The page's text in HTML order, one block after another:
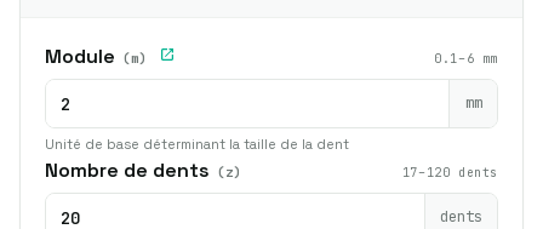
Module (m) 0.1–6 mm
mm
Unité de base déterminant la taille de la dent
Nombre de dents (z) 17–120 dents
dents